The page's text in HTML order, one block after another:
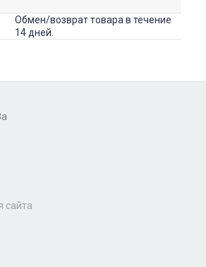
Обмен/возврат товара в течение
14 дней.
сайта